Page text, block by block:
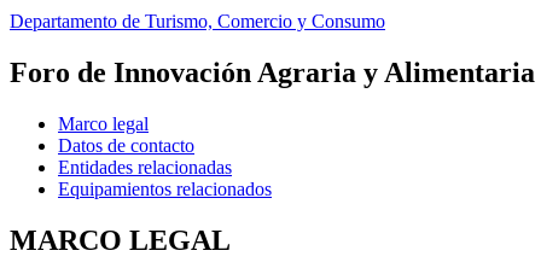
Departamento de Turismo, Comercio y Consumo
Foro de Innovación Agraria y Alimentaria
Marco legal
Datos de contacto
Entidades relacionadas
Equipamientos relacionados
MARCO LEGAL